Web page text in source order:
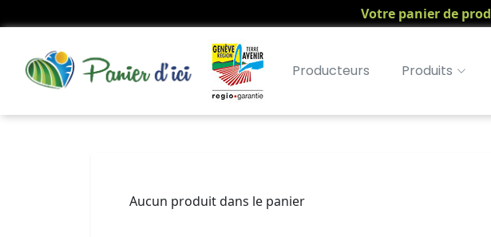
Votre panier de
Producteurs Produits
Aucun produit dans le panier